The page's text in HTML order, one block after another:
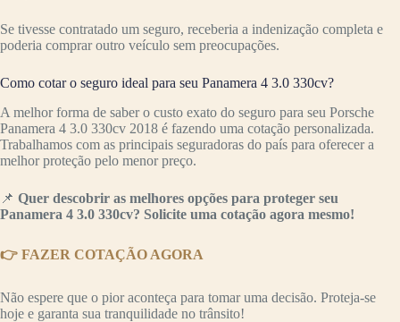
Se tivesse contratado um seguro, receberia a indenização completa e
poderia comprar outro veículo sem preocupações.
Como cotar o seguro ideal para seu Panamera 4 3.0 330cv?
A melhor forma de saber o custo exato do seguro para seu Porsche
Panamera 4 3.0 330cv 2018 é fazendo uma cotação personalizada.
Trabalhamos com as principais seguradoras do país para oferecer a
melhor proteção pelo menor preço.
📌 Quer descobrir as melhores opções para proteger seu
Panamera 4 3.0 330cv? Solicite uma cotação agora mesmo!
👉 FAZER COTAÇÃO AGORA
Não espere que o pior aconteça para tomar uma decisão. Proteja-se
hoje e garanta sua tranquilidade no trânsito!